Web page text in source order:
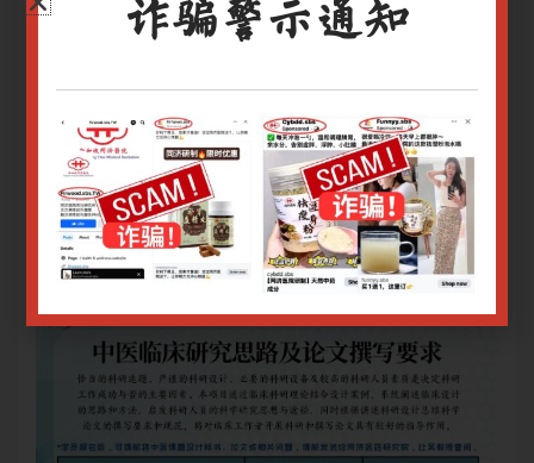
较 求和规范，将对临床工作者开展科研和撰写论文具有较
关于腾讯会议操作指南请
点击
关于Zoom会议操作指南请
点击
只有登录用户才能报名
登录或注册
诈骗警示通知